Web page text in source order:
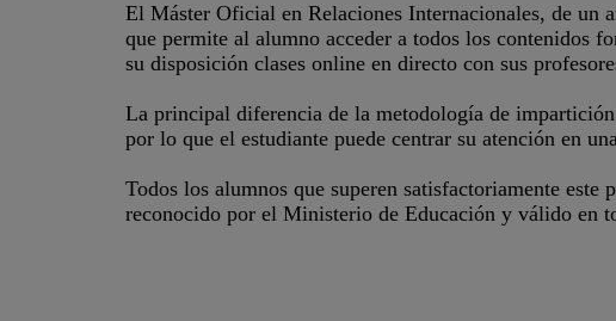
El Máster Oficial en Relaciones Internacionales, de un
que permite al alumno acceder a todos los contenidos
su disposición clases online en directo con sus
La principal diferencia de la metodología de impartición
por lo que el estudiante puede centrar su atención en
Todos los alumnos que superen satisfactoriamente
reconocido por el Ministerio de Educación y válido en